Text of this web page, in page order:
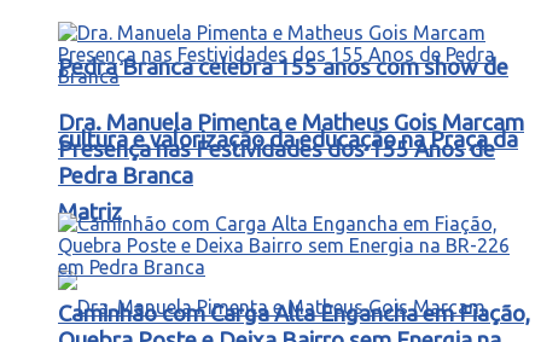
Pedra Branca celebra 155 anos com show de
cultura e valorização da educação na Praça da
Matriz
Dra. Manuela Pimenta e Matheus Gois Marcam
Presença nas Festividades dos 155 Anos de
Pedra Branca
Caminhão com Carga Alta Engancha em Fiação,